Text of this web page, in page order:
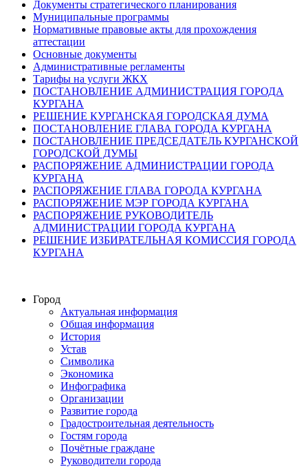
Документы стратегического планирования
Муниципальные программы
Нормативные правовые акты для прохождения
аттестации
Основные документы
Административные регламенты
Тарифы на услуги ЖКХ
ПОСТАНОВЛЕНИЕ АДМИНИСТРАЦИЯ ГОРОДА
КУРГАНА
РЕШЕНИЕ КУРГАНСКАЯ ГОРОДСКАЯ ДУМА
ПОСТАНОВЛЕНИЕ ГЛАВА ГОРОДА КУРГАНА
ПОСТАНОВЛЕНИЕ ПРЕДСЕДАТЕЛЬ КУРГАНСКОЙ
ГОРОДСКОЙ ДУМЫ
РАСПОРЯЖЕНИЕ АДМИНИСТРАЦИИ ГОРОДА
КУРГАНА
РАСПОРЯЖЕНИЕ ГЛАВА ГОРОДА КУРГАНА
РАСПОРЯЖЕНИЕ МЭР ГОРОДА КУРГАНА
РАСПОРЯЖЕНИЕ РУКОВОДИТЕЛЬ
АДМИНИСТРАЦИИ ГОРОДА КУРГАНА
РЕШЕНИЕ ИЗБИРАТЕЛЬНАЯ КОМИССИЯ ГОРОДА
КУРГАНА
Город
Актуальная информация
Общая информация
История
Устав
Символика
Экономика
Инфографика
Организации
Развитие города
Градостроительная деятельность
Гостям города
Почётные граждане
Руководители города